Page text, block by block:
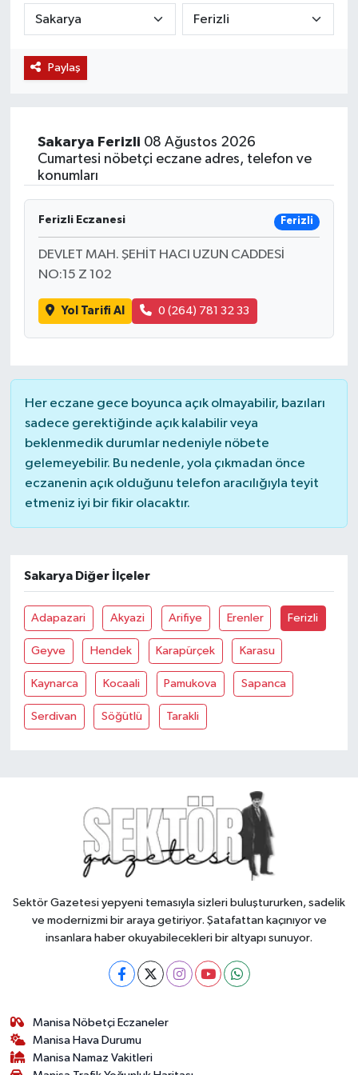
Paylaş
Sakarya Ferizli 08 Ağustos 2026
Cumartesi nöbetçi eczane adres, telefon ve
konumları
Ferizli Eczanesi Ferizli
DEVLET MAH. ŞEHİT HACI UZUN CADDESİ
NO:15 Z 102
Yol Tarifi Al 0 (264) 781 32 33
Her eczane gece boyunca açık olmayabilir, bazıları
sadece gerektiğinde açık kalabilir veya
beklenmedik durumlar nedeniyle nöbete
gelemeyebilir. Bu nedenle, yola çıkmadan önce
eczanenin açık olduğunu telefon aracılığıyla teyit
etmeniz iyi bir fikir olacaktır.
Sakarya Diğer İlçeler
Adapazari Akyazi Arifiye Erenler Ferizli
Geyve Hendek Karapürçek Karasu
Kaynarca Kocaali Pamukova Sapanca
Serdivan Söğütlü Tarakli
Sektör Gazetesi yepyeni temasıyla sizleri buluştururken, sadelik
ve modernizmi bir araya getiriyor. Şatafattan kaçınıyor ve
insanlara haber okuyabilecekleri bir altyapı sunuyor.
Manisa Nöbetçi Eczaneler
Manisa Hava Durumu
Manisa Namaz Vakitleri
KÜLTÜR SANAT
YAŞAM
SARIGÖL
SARUHANLI
KIRKAĞAÇ
GÖRDES
KÖPRÜBAŞI
KÖPRÜBAŞI
KULA
SARIGÖL
SELENDİ
SOMA
EKONOMİ
EĞİTİM
SPOR
BİLİM VE TEKNOLOJİ
YAZARLAR
MANİSA'YI KEŞFET
TÜRKİYE'DE TREND HABERLER
ÖZEL HABER